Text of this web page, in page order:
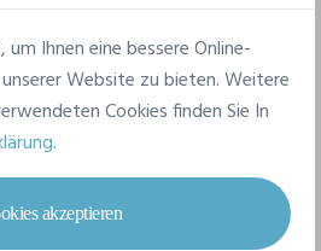
Ihnen eine bessere Online-
Website zu bieten. Weitere
Cookies finden Sie In
.
akzeptieren